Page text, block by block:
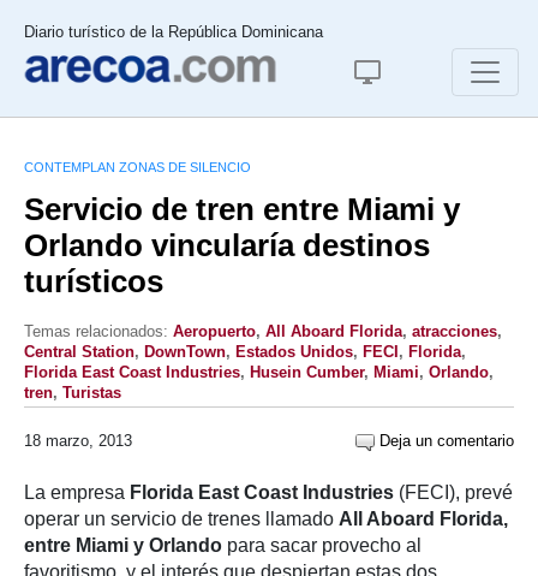
Diario turístico de la República Dominicana
CONTEMPLAN ZONAS DE SILENCIO
Servicio de tren entre Miami y
Orlando vincularía destinos
turísticos
Temas relacionados: Aeropuerto, All Aboard Florida, atracciones,
Central Station, DownTown, Estados Unidos, FECI , Florida,
Florida East Coast Industries, Husein Cumber, Miami, Orlando,
tren, Turistas
18 marzo, 2013 Deja un comentario
La empresa Florida East Coast Industries (FECI), prevé
operar un servicio de trenes llamado All Aboard Florida,
entre Miami y Orlando para sacar provecho al
favoritismo y el interés que despiertan estas dos